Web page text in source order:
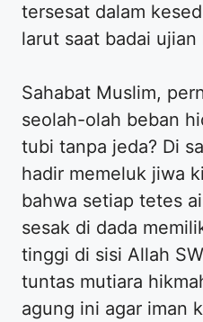
tersesat dalam
larut saat badai ujian
Sahabat Muslim,
seolah-olah beban
tubi tanpa jeda? Di
hadir memeluk jiwa
bahwa setiap tetes
sesak di dada
tinggi di sisi Allah
tuntas mutiara
agung ini agar iman